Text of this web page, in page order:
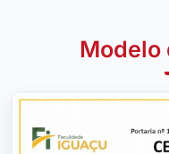
Modelo